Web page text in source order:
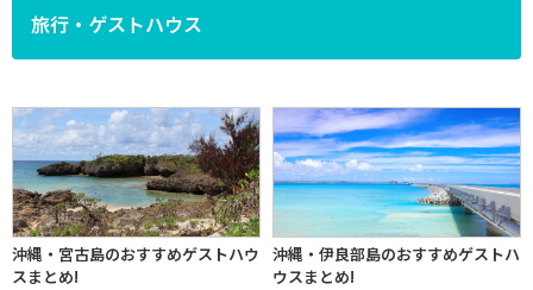
旅行・ゲストハウス
沖縄・宮古島のおすすめゲストハウ
スまとめ!
沖縄・伊良部島のおすすめゲストハ
ウスまとめ!